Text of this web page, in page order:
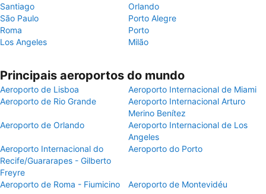
Santiago
Orlando
São Paulo
Porto Alegre
Roma
Porto
Los Angeles
Milão
Principais aeroportos do mundo
Aeroporto de Lisboa
Aeroporto Internacional de Miami
Aeroporto de Rio Grande
Aeroporto Internacional Arturo
Merino Benítez
Aeroporto de Orlando
Aeroporto Internacional de Los
Angeles
Aeroporto Internacional do
Recife/Guararapes - Gilberto
Freyre
Aeroporto do Porto
Aeroporto de Roma - Fiumicino Aeroporto de Montevidéu